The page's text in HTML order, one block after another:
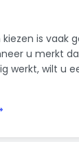
is vaak
u merkt
werkt, wilt u